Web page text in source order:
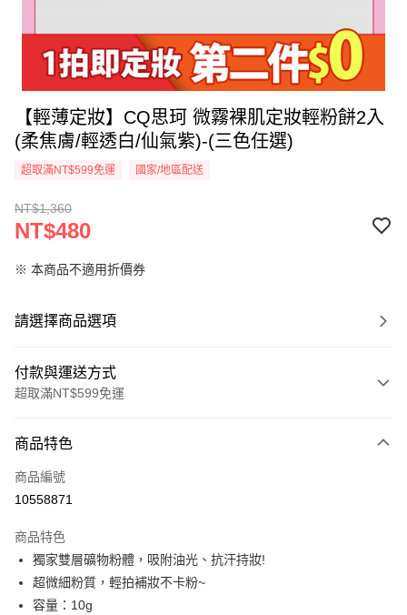
【輕薄定妝】CQ思珂 微霧裸肌定妝輕粉餅2入
(柔焦膚/輕透白/仙氣紫)-(三色任選)
超取滿NT$599免運 國家/地區配送
NT$1,360
NT$480
※ 本商品不適用折價券
請選擇商品選項
付款與運送方式
超取滿NT$599免運
信用卡一次付款
超商取貨付款
Apple Pay
街口支付
商品特色
商品編號
10558871
商品特色
獨家雙層礦物粉體，吸附油光、抗汗持妝!
超微細粉質，輕拍補妝不卡粉~
容量：10g